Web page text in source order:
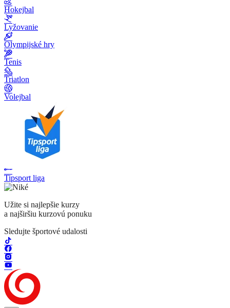
Hokejbal
Lyžovanie
Olympijské hry
Tenis
Triatlon
Volejbal
Tipsport liga
Užite si najlepšie kurzy
a najširšiu kurzovú ponuku
Sledujte športové udalosti